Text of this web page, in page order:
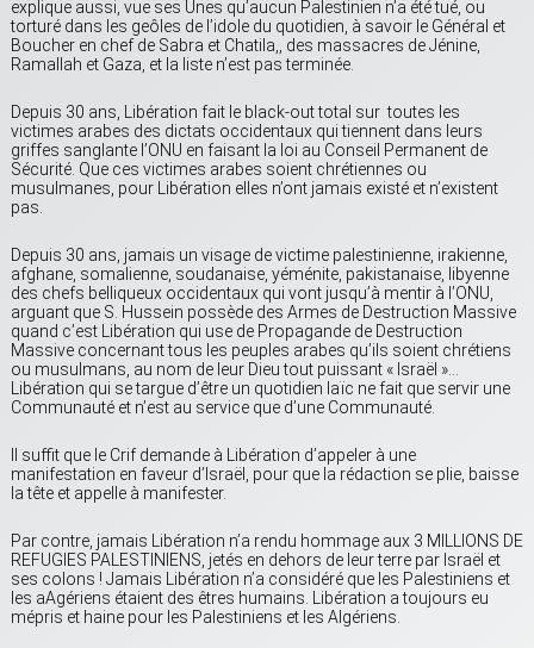
explique aussi, vue ses Unes qu’aucun Palestinien n’a été tué, ou
torturé dans les geôles de l’idole du quotidien, à savoir le Général et
Boucher en chef de Sabra et Chatila,, des massacres de Jénine,
Ramallah et Gaza, et la liste n’est pas terminée.
Depuis 30 ans, Libération fait le black-out total sur toutes les
victimes arabes des dictats occidentaux qui tiennent dans leurs
griffes sanglante l’ONU en faisant la loi au Conseil Permanent de
Sécurité. Que ces victimes arabes soient chrétiennes ou
musulmanes, pour Libération elles n’ont jamais existé et n’existent
pas.
Depuis 30 ans, jamais un visage de victime palestinienne, irakienne,
afghane, somalienne, soudanaise, yéménite, pakistanaise, libyenne
des chefs belliqueux occidentaux qui vont jusqu’à mentir à l’ONU,
arguant que S. Hussein possède des Armes de Destruction Massive
quand c’est Libération qui use de Propagande de Destruction
Massive concernant tous les peuples arabes qu’ils soient chrétiens
ou musulmans, au nom de leur Dieu tout puissant « Israël »…
Libération qui se targue d’être un quotidien laïc ne fait que servir une
Communauté et n’est au service que d’une Communauté.
Il suffit que le Crif demande à Libération d’appeler à une
manifestation en faveur d’Israël, pour que la rédaction se plie, baisse
la tête et appelle à manifester.
Par contre, jamais Libération n’a rendu hommage aux 3 MILLIONS DE
REFUGIES PALESTINIENS, jetés en dehors de leur terre par Israël et
ses colons ! Jamais Libération n’a considéré que les Palestiniens et
les aAgériens étaient des êtres humains. Libération a toujours eu
mépris et haine pour les Palestiniens et les Algériens.